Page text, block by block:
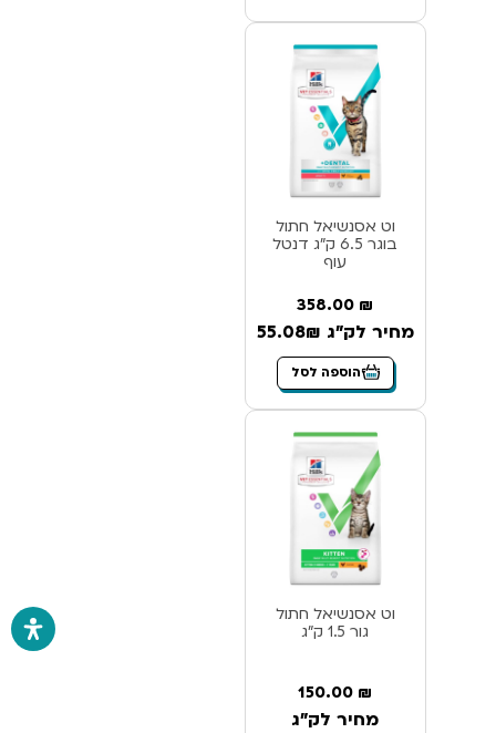
וט אסנשיאל חתול
בוגר 6.5 ק”ג דנטל
עוף
358.00 ₪
מחיר לק"ג 55.08₪
הוספה לסל
וט אסנשיאל חתול
גור 1.5 ק”ג
150.00 ₪
מחיר לק"ג